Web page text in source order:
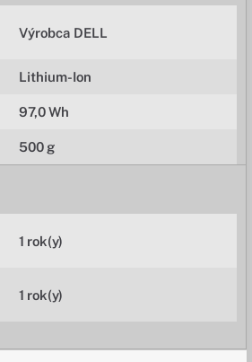
Výrobca DELL
Lithium-Ion
97,0 Wh
500 g
1 rok(y)
1 rok(y)